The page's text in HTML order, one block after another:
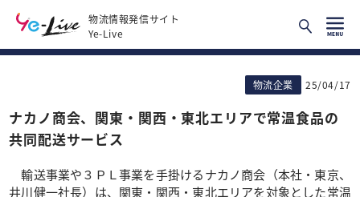
物流情報発信サイト
Ye-Live
物流企業 25/04/17
ナカノ商会、関東・関西・東北エリアで常温食品の
共同配送サービス
輸送事業や３ＰＬ事業を手掛けるナカノ商会（本社・東京、
井川健一社長）は、関東・関西・東北エリアを対象とした常温